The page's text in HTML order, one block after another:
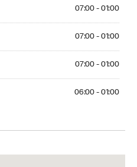
07:00 - 01:00
07:00 - 01:00
07:00 - 01:00
06:00 - 01:00